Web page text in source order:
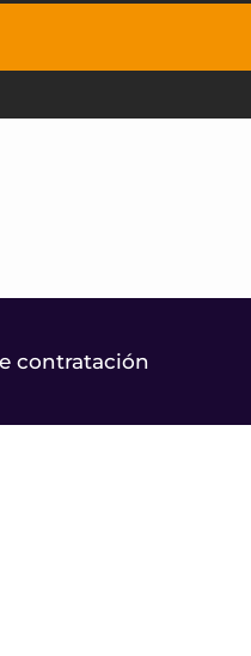
contratación